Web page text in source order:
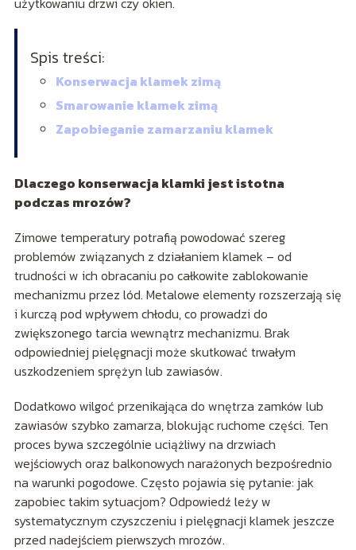
Spis treści:
Konserwacja klamek zimą
Smarowanie klamek zimą
Zapobieganie zamarzaniu klamek
Dlaczego konserwacja klamki jest istotna
podczas mrozów?
Zimowe temperatury potrafią powodować szereg
problemów związanych z działaniem klamek – od
trudności w ich obracaniu po całkowite zablokowanie
mechanizmu przez lód. Metalowe elementy rozszerzają się
i kurczą pod wpływem chłodu, co prowadzi do
zwiększonego tarcia wewnątrz mechanizmu. Brak
odpowiedniej pielęgnacji może skutkować trwałym
uszkodzeniem sprężyn lub zawiasów.
Dodatkowo wilgoć przenikająca do wnętrza zamków lub
zawiasów szybko zamarza, blokując ruchome części. Ten
proces bywa szczególnie uciążliwy na drzwiach
wejściowych oraz balkonowych narażonych bezpośrednio
na warunki pogodowe. Często pojawia się pytanie: jak
zapobiec takim sytuacjom? Odpowiedź leży w
systematycznym czyszczeniu i pielęgnacji klamek jeszcze
przed nadejściem pierwszych mrozów.